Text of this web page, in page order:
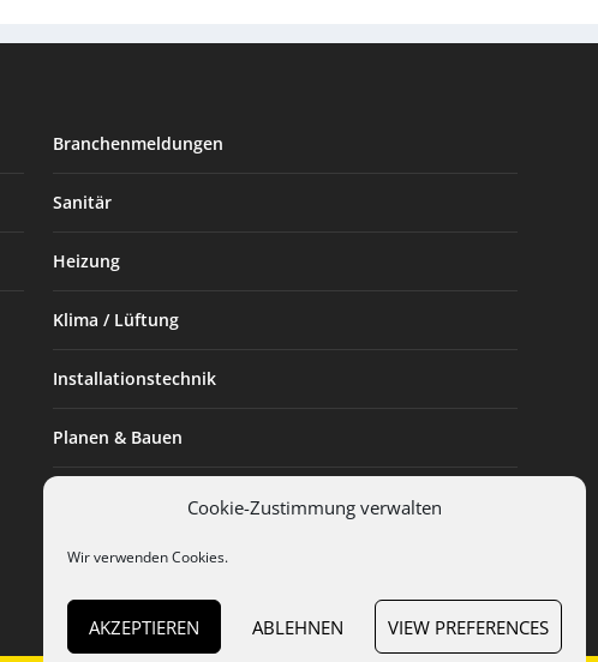
Cookie-Zustimmung verwalten
Wir verwenden Cookies.
AKZEPTIEREN ABLEHNEN VIEW PREFERENCES
Branchenmeldungen
Sanitär
Heizung
Klima / Lüftung
Installationstechnik
Planen & Bauen
Installateur des Monats